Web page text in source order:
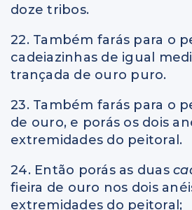
doze tribos.
22. Também farás para o
cadeiazinhas de igual
trançada de ouro puro.
23. Também farás para o
de ouro, e porás os dois
extremidades do peitoral.
24. Então porás as duas
fieira de ouro nos dois
extremidades do peitoral;